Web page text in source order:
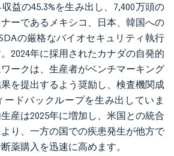
益の45.3%を生み出し、7,400万頭の
ーであるメキシコ、日本、韓国への
の厳格なバイオセキュリティ執行
2024年に採用されたカナダの自発的
ークは、生産者がベンチマーキング
を提出するよう奨励し、検査機関成
ドバックループを生み出していま
産は2025年に増加し、米国との統合
り、一方の国での疾患発生が他方で
薬購入を迅速に高めます。